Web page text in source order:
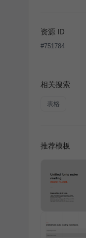
版权声明
条款
经投权许可任
资源 ID
#751784
相关搜索
表格
推荐模板